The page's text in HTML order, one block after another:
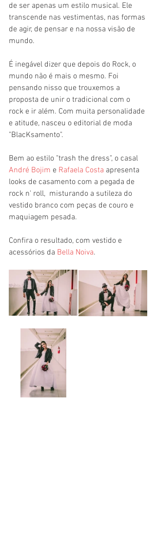
de ser apenas um estilo musical. Ele
transcende nas vestimentas, nas formas
de agir, de pensar e na nossa visão de
mundo.
É inegável dizer que depois do Rock, o
mundo não é mais o mesmo. Foi
pensando nisso que trouxemos a
proposta de unir o tradicional com o
rock e ir além. Com muita personalidade
e atitude, nasceu o editorial de moda
"BlacKsamento".
Bem ao estilo "trash the dress", o casal
André Bojim e Rafaela Costa apresenta
looks de casamento com a pegada de
rock n' roll,  misturando a sutileza do
vestido branco com peças de couro e
maquiagem pesada.
Confira o resultado, com vestido e
acessórios da Bella Noiva.